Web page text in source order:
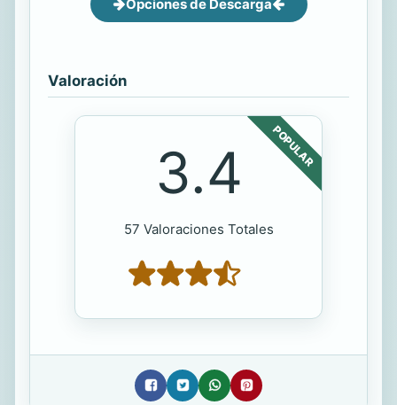
Opciones de Descarga
Valoración
POPULAR
3.4
57 Valoraciones Totales